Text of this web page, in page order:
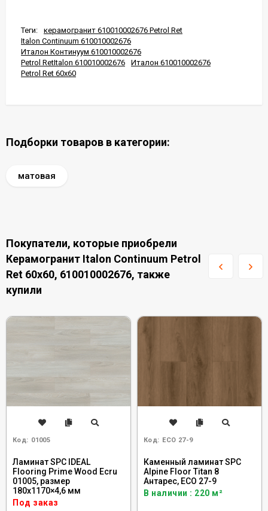
Теги:
керамогранит 610010002676 Petrol Ret
Italon Continuum 610010002676
Италон Континуум 610010002676
Petrol RetItalon 610010002676
Италон 610010002676
Petrol Ret 60x60
Подборки товаров в категории:
матовая
Покупатели, которые приобрели
Керамогранит Italon Continuum Petrol
Ret 60x60, 610010002676, также
купили
Код: 01005
Ламинат SPC IDEAL
Flooring Prime Wood Ecru
01005, размер
180x1170×4,6 мм
Под заказ
Код: ECO 27-9
Каменный ламинат SPC
Alpine Floor Titan 8
Антарес, ЕСО 27-9
В наличии : 220 м²